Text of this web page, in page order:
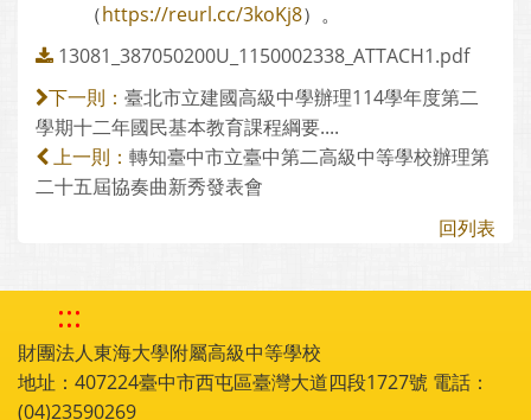
（https://reurl.cc/3koKj8）。
13081_387050200U_1150002338_ATTACH1.pdf
下一則： 臺北市立建國高級中學辦理114學年度第二
學期十二年國民基本教育課程綱要....
上一則： 轉知臺中市立臺中第二高級中等學校辦理第
二十五屆協奏曲新秀發表會
回列表
:::
財團法人東海大學附屬高級中等學校
地址：407224臺中市西屯區臺灣大道四段1727號 電話：
(04)23590269